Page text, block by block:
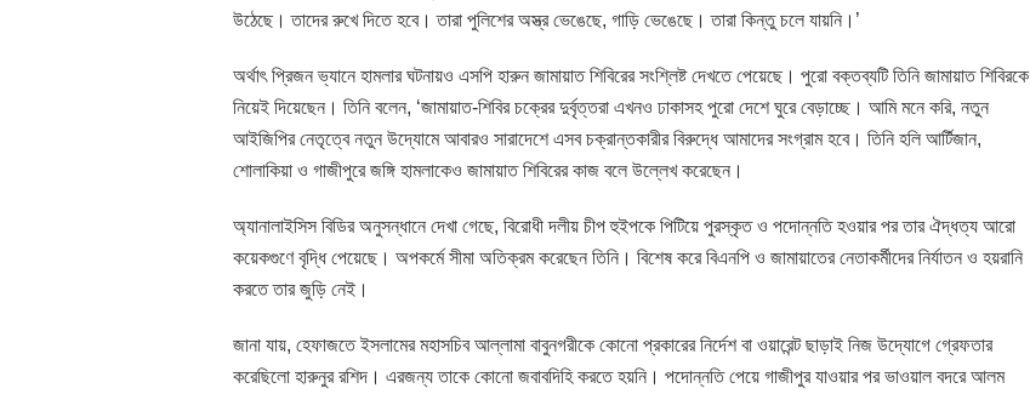
উঠেছে। তাদের রুখে দিতে হবে। তারা পুলিশের অস্ত্র ভেঙেছে, গাড়ি ভেঙেছে। তারা কিন্তু চলে যায়নি।’
অর্থাৎ প্রিজন ভ্যানে হামলার ঘটনায়ও এসপি হারুন জামায়াত শিবিরের সংশ্লিষ্ট দেখতে পেয়েছে। পুরো বক্তব্যটি তিনি জামায়াত শিবিরকে
নিয়েই দিয়েছেন। তিনি বলেন, ‘জামায়াত-শিবির চক্রের দুর্বৃত্তরা এখনও ঢাকাসহ পুরো দেশে ঘুরে বেড়াচ্ছে। আমি মনে করি, নতুন
আইজিপির নেতৃত্বে নতুন উদ্যোমে আবারও সারাদেশে এসব চক্রান্তকারীর বিরুদ্ধে আমাদের সংগ্রাম হবে। তিনি হলি আর্টিজান,
শোলাকিয়া ও গাজীপুরে জঙ্গি হামলাকেও জামায়াত শিবিরের কাজ বলে উল্লেখ করেছেন।
অ্যানালাইসিস বিডির অনুসন্ধানে দেখা গেছে, বিরোধী দলীয় চীপ হুইপকে পিটিয়ে পুরস্কৃত ও পদোন্নতি হওয়ার পর তার ঐদ্ধত্য আরো
কয়েকগুণে বৃদ্ধি পেয়েছে। অপকর্মে সীমা অতিক্রম করেছেন তিনি। বিশেষ করে বিএনপি ও জামায়াতের নেতাকর্মীদের নির্যাতন ও হয়রানি
করতে তার জুড়ি নেই।
জানা যায়, হেফাজতে ইসলামের মহাসচিব আল্লামা বাবুনগরীকে কোনো প্রকারের নির্দেশ বা ওয়ারেন্ট ছাড়াই নিজ উদ্যোগে গ্রেফতার
করেছিলো হারুনুর রশিদ। এরজন্য তাকে কোনো জবাবদিহি করতে হয়নি। পদোন্নতি পেয়ে গাজীপুর যাওয়ার পর ভাওয়াল বদরে আলম